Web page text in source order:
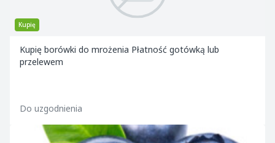
Kupię
Kupię borówki do mrożenia Płatność gotówką lub
przelewem
Do uzgodnienia